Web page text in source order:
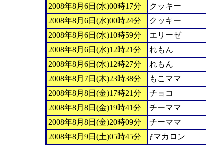
2008年8月6日(水)00時17分
クッキー
2008年8月6日(水)00時24分
クッキー
2008年8月6日(水)10時59分
エリーゼ
2008年8月6日(水)12時21分
れもん
2008年8月6日(水)12時27分
れもん
2008年8月7日(木)23時38分
もこママ
2008年8月8日(金)17時21分
チョコ
2008年8月8日(金)19時41分
チーママ
2008年8月8日(金)20時09分
チーママ
2008年8月9日(土)05時45分
ƒマカロン